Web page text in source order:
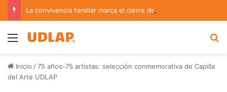
Menu
Inicio /75 años-75 artistas: selección conmemorativa de Capilla
del Arte UDLAP